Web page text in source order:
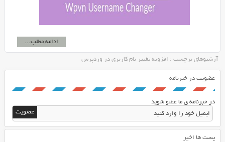
ادامه مطلب...
آرشیوهای برچسب : افزونه تغییر نام کاربری در وردپرس
عضویت در خبرنامه
در خبرنامه ی ما عضو شوید
پست ها اخیر